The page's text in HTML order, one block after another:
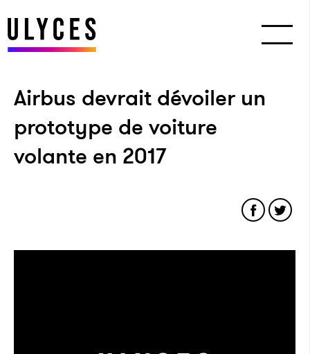
Airbus devrait dévoiler un
prototype de voiture
volante en 2017